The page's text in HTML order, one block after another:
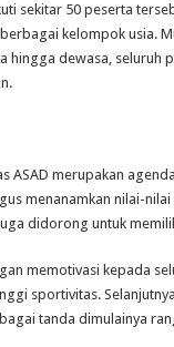
sekitar 50 peserta
kelompok usia.
hingga dewasa, seluruh
ASAD merupakan
menanamkan nilai-
didorong untuk
memotivasi kepada
sportivitas.
tanda dimulainya